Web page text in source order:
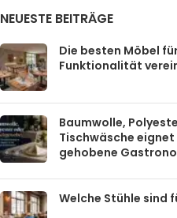
NEUESTE BEITRÄGE
Die besten Möbel
Funktionalität
Baumwolle,
Tischwäsche
gehobene
Welche Stühle sind